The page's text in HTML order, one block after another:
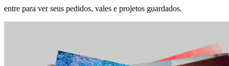
entre para ver seus pedidos, vales e projetos guardados.